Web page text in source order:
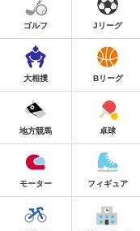
ゴルフ Jリーグ
大相撲 Bリーグ
地方競馬 卓球
モーター フィギュア